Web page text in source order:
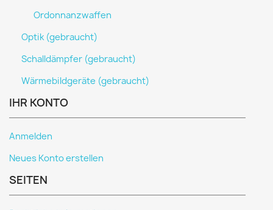
Ordonnanzwaffen
Optik (gebraucht)
Schalldämpfer (gebraucht)
Wärmebildgeräte (gebraucht)
IHR KONTO
Anmelden
Neues Konto erstellen
SEITEN